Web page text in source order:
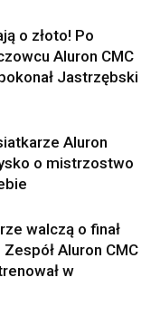
o złoto! Po
Aluron CMC
Jastrzębski
Aluron
o mistrzostwo
walczą o finał
Aluron CMC
w